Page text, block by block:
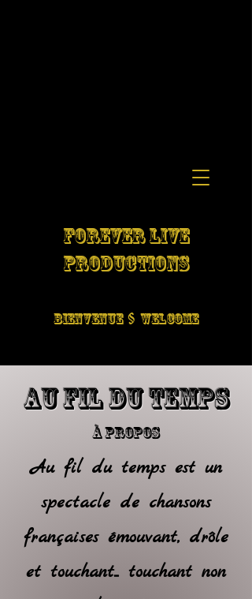
BIENVENUE § WELCOME
FOREVER LIVE
PRODUCTIONS
AU FIL DU TEMPS
À propos
Au fil du temps est un
spectacle de chansons
françaises émouvant, drôle
et touchant... touchant non